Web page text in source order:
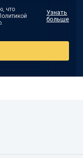
что
Узнать
больше